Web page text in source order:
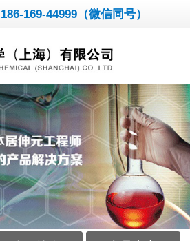
186-169-44999（微信同号）